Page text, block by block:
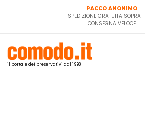
PACCO ANONIMO
SPEDIZIONE GRATUITA SOPRA I
CONSEGNA VELOCE
il portale dei preservativi dal 1998